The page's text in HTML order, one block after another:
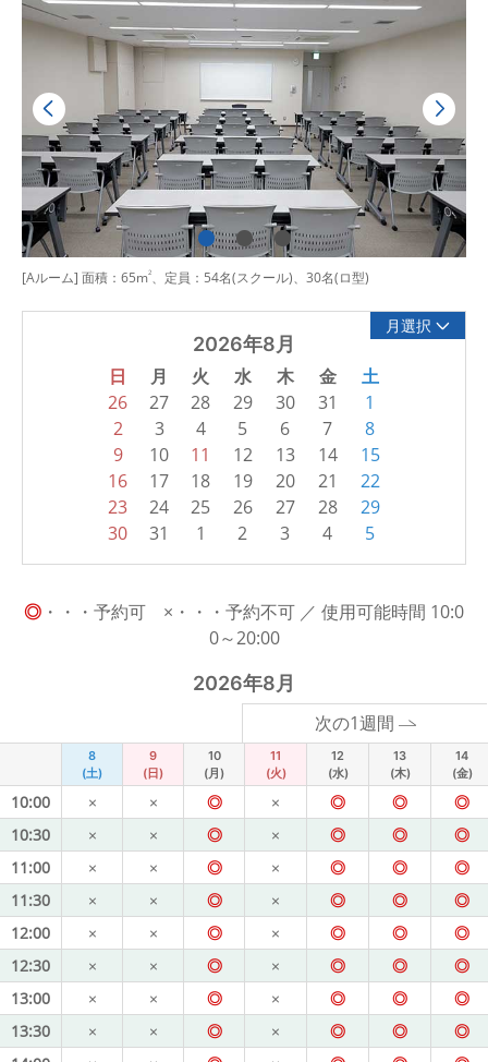
[Aルーム] 面積：65m2、定員：54名(スクール)、30名(ロ型)
月選択
2026年8月
日 月 火 水 木 金 土
26 27 28 29 30 31
1
2
3 4 5 6 7
8
9
10 11 12 13 14
15
16
17 18 19 20 21
22
23
24 25 26 27 28
29
30
31 1 2 3 4 5
◎ ・・・予約可 ×・・・予約不可 ／ 使用可能時間 10:0
0～20:00
2026年8月
次の1週間
8
(土)
9
(日)
10
(月)
11
(火)
12
(水)
13
(木)
14
(金)
10:00 × × ◎ × ◎ ◎
◎
10:30
× × ◎ × ◎ ◎
◎
11:00
× × ◎ × ◎ ◎
◎
11:30
× × ◎ × ◎ ◎
◎
12:00
× × ◎ × ◎ ◎
◎
12:30
× × ◎ × ◎ ◎
◎
13:00
× × ◎ × ◎ ◎
◎
13:30
× × ◎ × ◎ ◎
◎